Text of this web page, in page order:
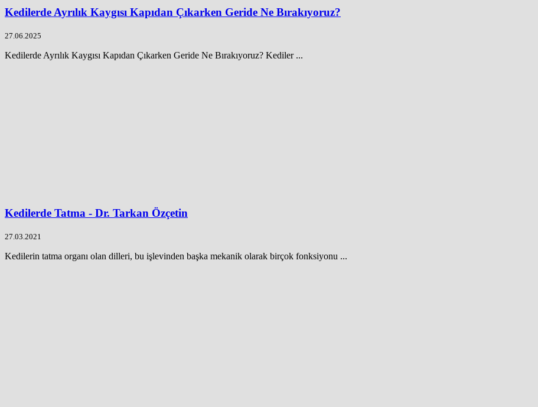
Kedilerde Ayrılık Kaygısı Kapıdan Çıkarken Geride Ne Bırakıyoruz?
27.06.2025
Kedilerde Ayrılık Kaygısı Kapıdan Çıkarken Geride Ne Bırakıyoruz? Kediler ...
Kedilerde Tatma - Dr. Tarkan Özçetin
27.03.2021
Kedilerin tatma organı olan dilleri, bu işlevinden başka mekanik olarak birçok fonksiyonu ...